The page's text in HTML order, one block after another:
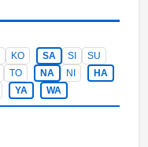
KO SA SI
SU
TO NA NI
HA
YA WA